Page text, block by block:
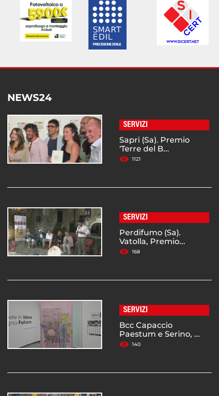
NEWS24
SERVIZI
Sapri (Sa). Premio
'Terre del B...
1121
SERVIZI
Perdifumo (Sa).
Vatolla, Premio...
168
SERVIZI
Bcc Capaccio
Paestum e Serino, ...
140